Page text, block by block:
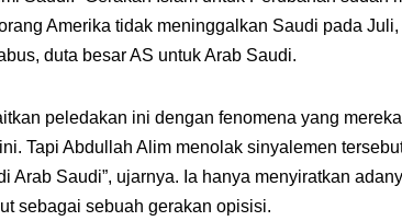
Amerika tidak meninggalkan Saudi pada
duta besar AS untuk Arab Saudi.
peledakan ini dengan fenomena yang
Tapi Abdullah Alim menolak sinyalemen
Arab Saudi”, ujarnya. Ia hanya menyiratkan
sebagai sebuah gerakan opisisi.